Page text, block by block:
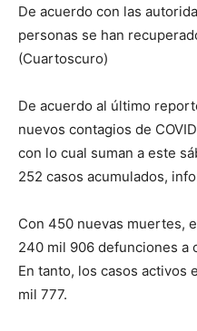
De acuerdo con las
personas se han
(Cuartoscuro)
De acuerdo al último
nuevos contagios de
con lo cual suman a este
252 casos acumulados,
Con 450 nuevas muertes,
240 mil 906 defunciones a
En tanto, los casos activos
mil 777.